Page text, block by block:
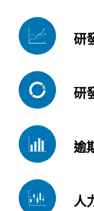
研
研
逾
人